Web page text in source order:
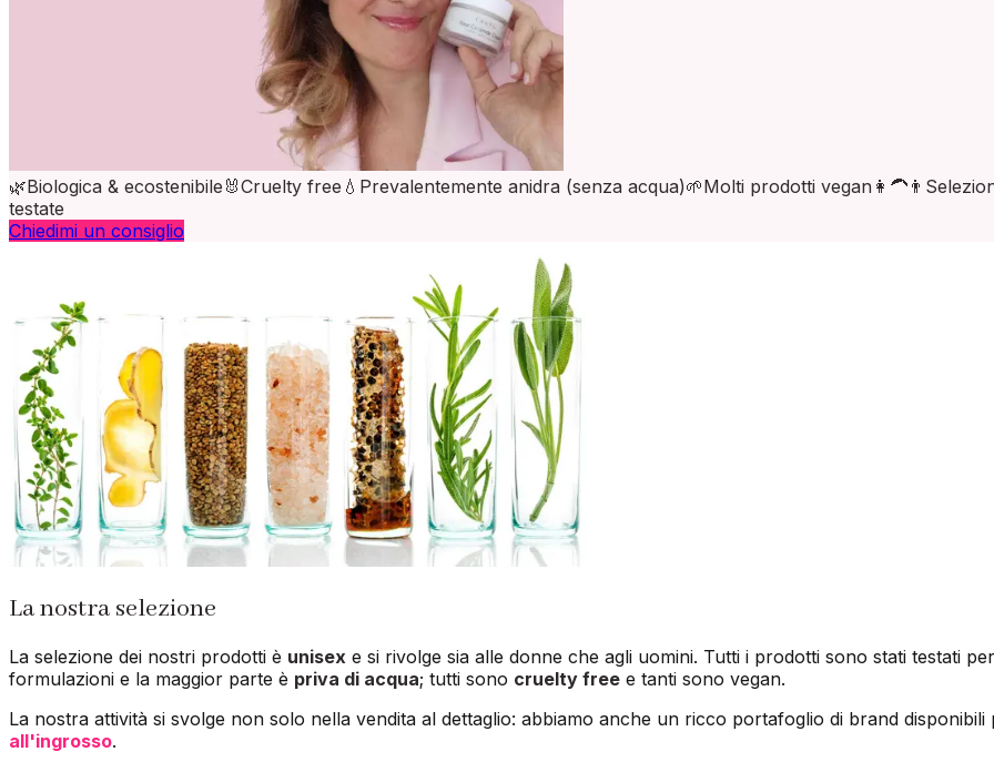
🌿Biologica & ecostenibile 🐰Cruelty free 💧 Prevalentemente anidra (senza acqua)🌱Molti prodotti vegan 👩‍🦱👨
testate
Chiedimi un consiglio
La nostra selezione
La selezione dei nostri prodotti è unisex e si rivolge sia alle donne che agli uomini. Tutti i prodotti sono stati testati
formulazioni e la maggior parte è priva di acqua; tutti sono cruelty free e tanti sono vegan.
La nostra attività si svolge non solo nella vendita al dettaglio: abbiamo anche un ricco portafoglio di brand disponibili
all'ingrosso.